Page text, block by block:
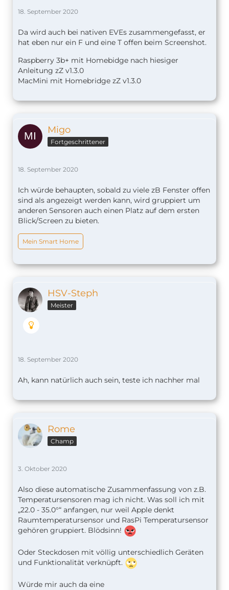
18. September 2020
Da wird auch bei nativen EVEs zusammengefasst, er
hat eben nur ein F und eine T offen beim Screenshot.
Raspberry 3b+ mit Homebidge nach hiesiger
Anleitung zZ v1.3.0
MacMini mit Homebridge zZ v1.3.0
Migo
Fortgeschrittener
18. September 2020
Ich würde behaupten, sobald zu viele zB Fenster offen
sind als angezeigt werden kann, wird gruppiert um
anderen Sensoren auch einen Platz auf dem ersten
Blick/Screen zu bieten.
Mein Smart Home
HSV-Steph
Meister
18. September 2020
Ah, kann natürlich auch sein, teste ich nachher mal
Rome
Champ
3. Oktober 2020
Also diese automatische Zusammenfassung von z.B.
Temperatursensoren mag ich nicht. Was soll ich mit
„22.0 - 35.0°“ anfangen, nur weil Apple denkt
Raumtemperatursensor und RasPi Temperatursensor
gehören gruppiert. Blödsinn!
Oder Steckdosen mit völlig unterschiedlich Geräten
und Funktionalität verknüpft.
Würde mir auch da eine